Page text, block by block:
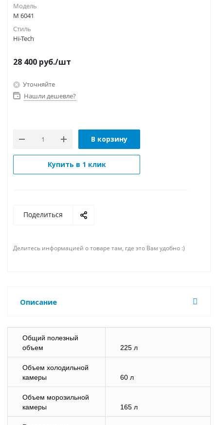
Модель
M 6041
Стиль
Hi-Tech
28 400 руб./шт
Уточняйте
Нашли дешевле?
В корзину
Купить в 1 клик
Поделиться
Делитесь информацией о товаре там, где это Вам удобно :)
Описание
Общий полезный
объем
225 л
Объем холодильной
камеры
60 л
Объем морозильной
камеры
165 л